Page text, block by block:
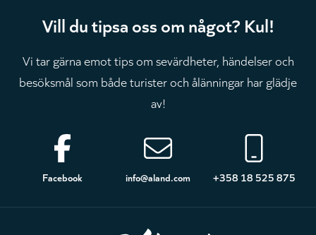
Vill du tipsa oss om något? Kul!
Vi tar gärna emot tips om sevärdheter, händelser och
besöksmål som både turister och ålänningar har glädje
av!
Sidfot
Facebook info@aland.com +358 18 525 875